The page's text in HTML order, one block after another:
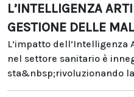
L’INTELLIGENZA
GESTIONE DELLE
L’impatto dell’Intelligenza
nel settore sanitario è
sta&nbsp;rivoluzionando